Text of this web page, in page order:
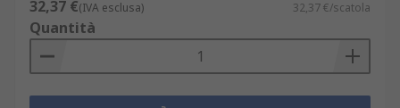
32,37 €(IVA esclusa) 32,37 €/scatola
Quantità